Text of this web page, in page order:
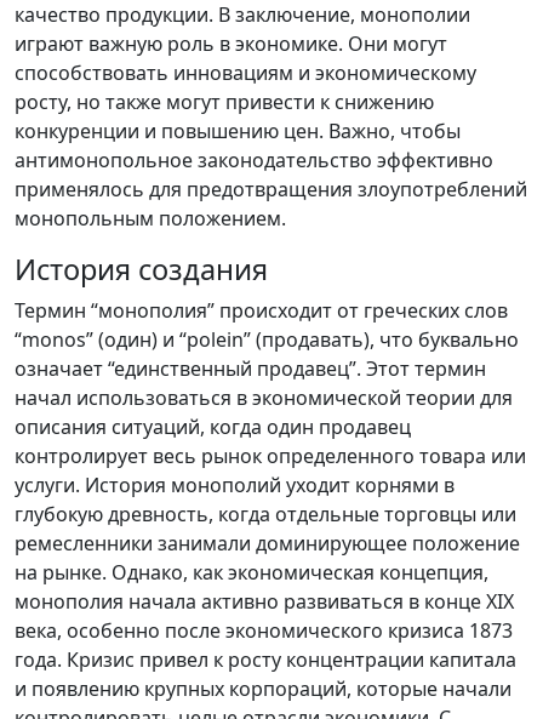
качество продукции. В заключение, монополии
играют важную роль в экономике. Они могут
способствовать инновациям и экономическому
росту, но также могут привести к снижению
конкуренции и повышению цен. Важно, чтобы
антимонопольное законодательство эффективно
применялось для предотвращения злоупотреблений
монопольным положением.
История создания
Термин “монополия” происходит от греческих слов
“monos” (один) и “polein” (продавать), что буквально
означает “единственный продавец”. Этот термин
начал использоваться в экономической теории для
описания ситуаций, когда один продавец
контролирует весь рынок определенного товара или
услуги. История монополий уходит корнями в
глубокую древность, когда отдельные торговцы или
ремесленники занимали доминирующее положение
на рынке. Однако, как экономическая концепция,
монополия начала активно развиваться в конце XIX
века, особенно после экономического кризиса 1873
года. Кризис привел к росту концентрации капитала
и появлению крупных корпораций, которые начали